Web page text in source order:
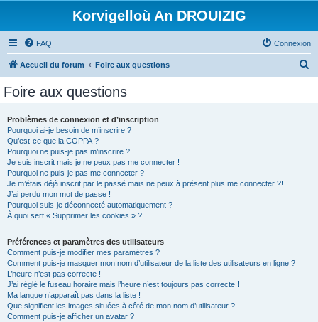
Korvigelloù An DROUIZIG
FAQ Connexion
Accueil du forum Foire aux questions
Foire aux questions
Problèmes de connexion et d’inscription
Pourquoi ai-je besoin de m’inscrire ?
Qu’est-ce que la COPPA ?
Pourquoi ne puis-je pas m’inscrire ?
Je suis inscrit mais je ne peux pas me connecter !
Pourquoi ne puis-je pas me connecter ?
Je m’étais déjà inscrit par le passé mais ne peux à présent plus me connecter ?!
J’ai perdu mon mot de passe !
Pourquoi suis-je déconnecté automatiquement ?
À quoi sert « Supprimer les cookies » ?
Préférences et paramètres des utilisateurs
Comment puis-je modifier mes paramètres ?
Comment puis-je masquer mon nom d’utilisateur de la liste des utilisateurs en ligne ?
L’heure n’est pas correcte !
J’ai réglé le fuseau horaire mais l’heure n’est toujours pas correcte !
Ma langue n’apparaît pas dans la liste !
Que signifient les images situées à côté de mon nom d’utilisateur ?
Comment puis-je afficher un avatar ?